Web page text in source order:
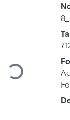
Cargando...